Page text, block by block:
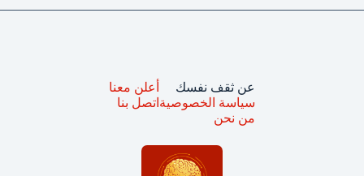
عن ثقف نفسك
سياسة الخصوصية
من نحن
أعلن معنا
اتصل بنا